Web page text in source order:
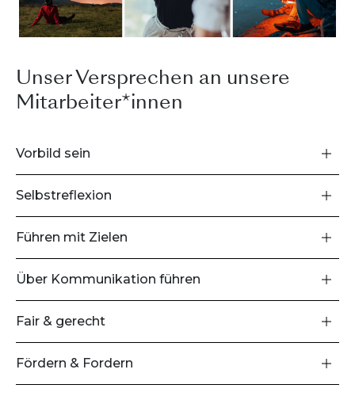
Unser Versprechen an unsere
Mitarbeiter*innen
Vorbild sein
Selbstreflexion
Führen mit Zielen
Über Kommunikation führen
Fair & gerecht
Fördern & Fordern